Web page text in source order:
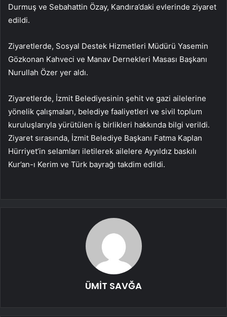
Durmuş ve Sebahattin Özay, Kandıra’daki evlerinde ziyaret
edildi.
Ziyaretlerde, Sosyal Destek Hizmetleri Müdürü Yasemin
Gözkonan Kahveci ve Manav Dernekleri Masası Başkanı
Nurullah Özer yer aldı.
Ziyaretlerde, İzmit Belediyesinin şehit ve gazi ailelerine
yönelik çalışmaları, belediye faaliyetleri ve sivil toplum
kuruluşlarıyla yürütülen iş birlikleri hakkında bilgi verildi.
Ziyaret sırasında, İzmit Belediye Başkanı Fatma Kaplan
Hürriyet’in selamları iletilerek ailelere Ayyıldız baskılı
Kur’an-ı Kerim ve Türk bayrağı takdim edildi.
ÜMİT SAVĞA